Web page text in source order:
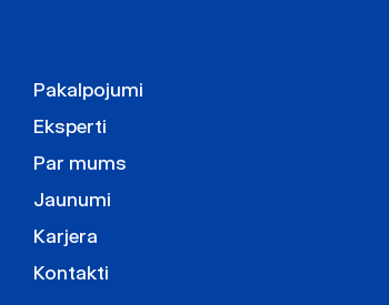
Pakalpojumi
Eksperti
Par mums
Jaunumi
Karjera
Kontakti